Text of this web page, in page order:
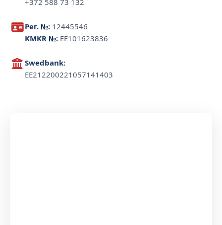
+372 588 73 132
Рег. №: 12445546
KMKR №: EE101623836
Swedbank:
EE212200221057141403